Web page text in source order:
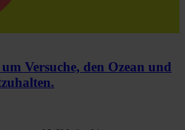
Versuche, den Ozean und